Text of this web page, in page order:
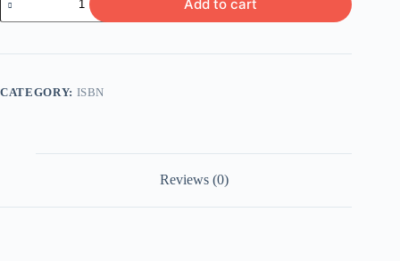
KEUANGAN
KINERJA
BISNIS
quantity
Add to cart
CATEGORY: ISBN
Reviews (0)